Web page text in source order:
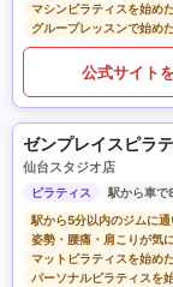
マシンピラティスを始め
グループレッスンで始め
公式サイト
ゼンプレイスピラ
仙台スタジオ店
ピラティス
駅から車で
駅から5分以内のジムに通
姿勢・腰痛・肩こりが気
マットピラティスを始め
パーソナルピラティスを